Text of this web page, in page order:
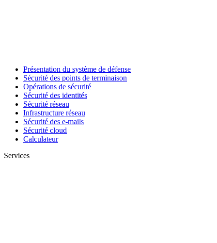
Présentation du système de défense
Sécurité des points de terminaison
Opérations de sécurité
Sécurité des identités
Sécurité réseau
Infrastructure réseau
Sécurité des e-mails
Sécurité cloud
Calculateur
Services